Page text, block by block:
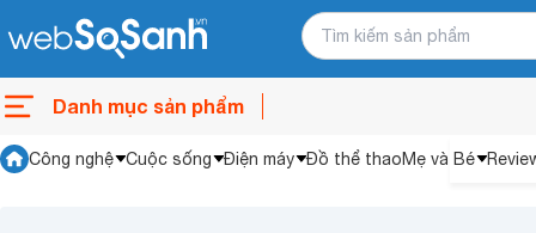
Danh mục sản phẩm
Công nghệ Cuộc sống Điện máy Đồ thể thaoMẹ và Bé